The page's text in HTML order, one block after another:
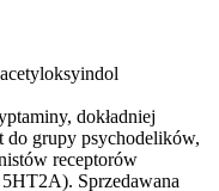
dokładniej
do grupy psychodelików,
receptorów
Sprzedawana